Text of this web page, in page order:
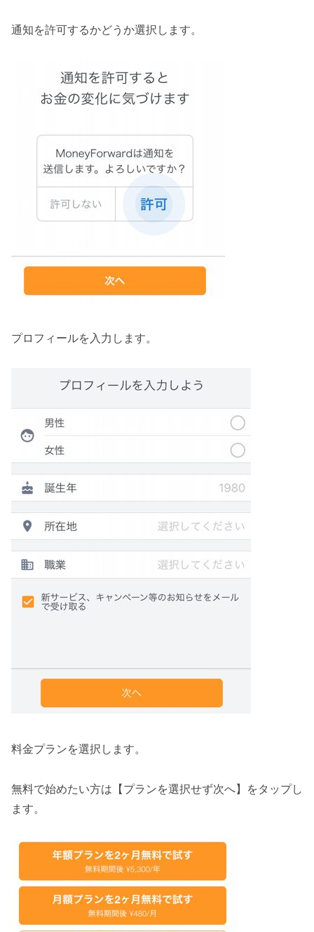
通知を許可するかどうか選択します。
プロフィールを入力します。
料金プランを選択します。
無料で始めたい方は【プランを選択せず次へ】をタップし
ます。